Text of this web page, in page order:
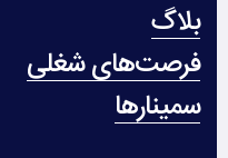
بلاگ
فرصت‌های شغلی
سمینارها